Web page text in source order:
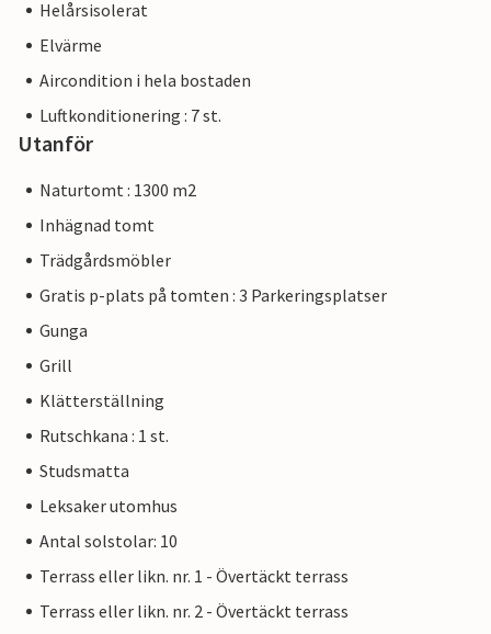
Helårsisolerat
Elvärme
Aircondition i hela bostaden
Luftkonditionering : 7 st.
Utanför
Naturtomt : 1300 m2
Inhägnad tomt
Trädgårdsmöbler
Gratis p-plats på tomten : 3 Parkeringsplatser
Gunga
Grill
Klätterställning
Rutschkana : 1 st.
Studsmatta
Leksaker utomhus
Antal solstolar: 10
Terrass eller likn. nr. 1 - Övertäckt terrass
Terrass eller likn. nr. 2 - Övertäckt terrass